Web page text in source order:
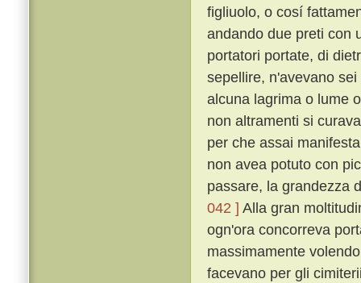
figliuolo, o cosí
andando due preti con
portatori portate, di
sepellire, n'avevano
alcuna lagrima o lume
non altramenti si
per che assai
non avea potuto con
passare, la grandezza
042 ] Alla gran
ogn'ora concorreva
massimamente
facevano per gli